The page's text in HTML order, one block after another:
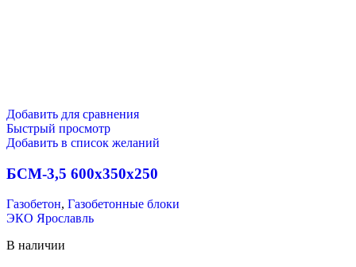
Добавить для сравнения
Быстрый просмотр
Добавить в список желаний
БСМ-3,5 600х350х250
Газобетон, Газобетонные блоки
ЭКО Ярославль
В наличии